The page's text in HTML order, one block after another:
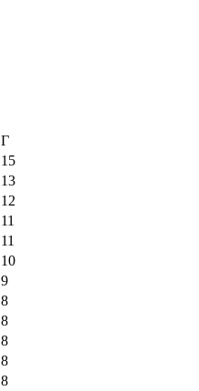
Г
15
13
12
11
11
10
9
8
8
8
8
8